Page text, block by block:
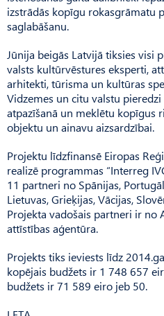
izstrādās kopīgu rokasgrāmatu
saglabāšanu.
Jūnija beigās Latvijā tiksies visi
valsts kultūrvēstures eksperti,
arhitekti, tūrisma un kultūras
Vidzemes un citu valstu
atpazīšanā un meklētu kopīgus
objektu un ainavu aizsardzībai.
Projektu līdzfinansē Eiropas
realizē programmas “Interreg
11 partneri no Spānijas,
Lietuvas, Grieķijas, Vācijas,
Projekta vadošais partneri ir no
attīstības aģentūra.
Projekts tiks ieviests līdz
kopējais budžets ir 1 748 657
budžets ir 71 589 eiro jeb 50.